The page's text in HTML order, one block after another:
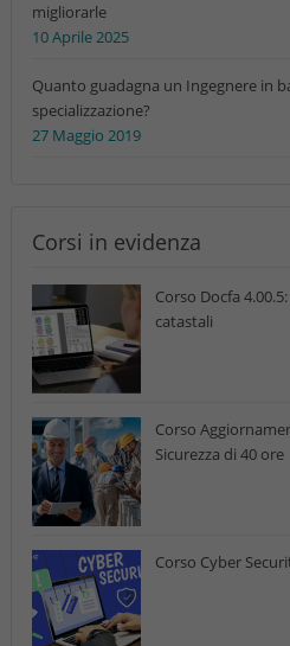
migliorarle
10 Aprile 2025
Quanto guadagna un Ingegnere in
specializzazione?
27 Maggio 2019
Corsi in evidenza
Corso Docfa
catastali
Corso
Sicurezza di 40 ore
Corso Cyber